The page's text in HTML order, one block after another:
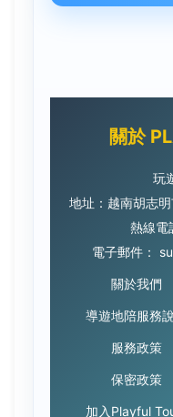
關於
玩
地址：越南胡志
熱線電
電子郵件：
關於我們
導遊地陪服務
服務政策
保密政策
加入Playful